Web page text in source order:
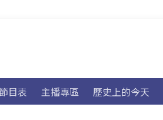
目表 主播專區 歷史上的今天